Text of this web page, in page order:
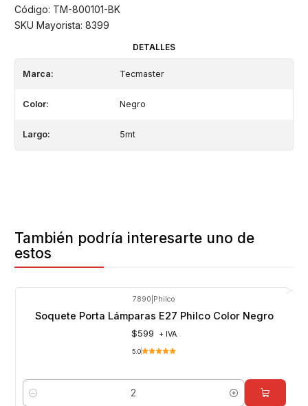
Código: TM-800101-BK
SKU Mayorista: 8399
DETALLES
Marca: Tecmaster
Color: Negro
Largo: 5mt
También podría interesarte uno de
estos
7890 Philco
Soquete Porta Lámparas E27 Philco Color Negro
$599 + IVA
5.0
Cantidad